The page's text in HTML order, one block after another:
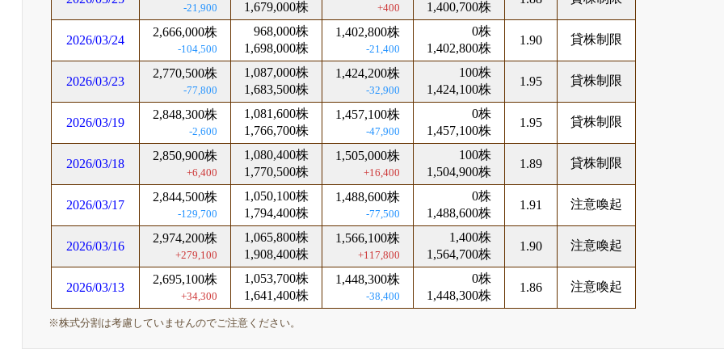
-21,900
1,679,000株
+400
1,400,700株
2026/03/24
2,666,000株
-104,500
968,000株
1,698,000株
1,402,800株
-21,400
0株
1,402,800株
1.90 貸株制限
2026/03/23
2,770,500株
-77,800
1,087,000株
1,683,500株
1,424,200株
-32,900
100株
1,424,100株
1.95 貸株制限
2026/03/19
2,848,300株
-2,600
1,081,600株
1,766,700株
1,457,100株
-47,900
0株
1,457,100株
1.95 貸株制限
2026/03/18
2,850,900株
+6,400
1,080,400株
1,770,500株
1,505,000株
+16,400
100株
1,504,900株
1.89 貸株制限
2026/03/17
2,844,500株
-129,700
1,050,100株
1,794,400株
1,488,600株
-77,500
0株
1,488,600株
1.91 注意喚起
2026/03/16
2,974,200株
+279,100
1,065,800株
1,908,400株
1,566,100株
+117,800
1,400株
1,564,700株
1.90 注意喚起
2026/03/13
2,695,100株
+34,300
1,053,700株
1,641,400株
1,448,300株
-38,400
0株
1,448,300株
1.86 注意喚起
※株式分割は考慮していませんのでご注意ください。